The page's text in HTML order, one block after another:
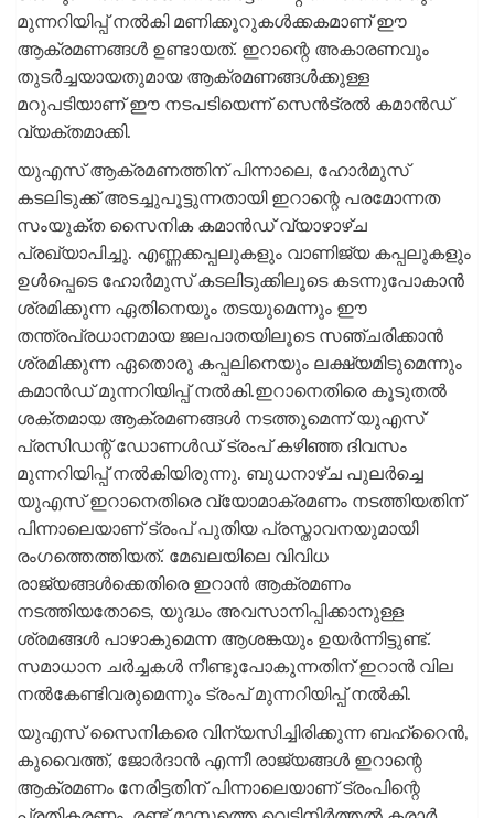
മുന്നറിയിപ്പ് നല്‍കി മണിക്കൂറുകള്‍ക്കകമാണ് ഈ
ആക്രമണങ്ങള്‍ ഉണ്ടായത്. ഇറാന്റെ അകാരണവും
തുടര്‍ച്ചയായതുമായ ആക്രമണങ്ങള്‍ക്കുള്ള
മറുപടിയാണ് ഈ നടപടിയെന്ന് സെന്‍ട്രല്‍ കമാന്‍ഡ്
വ്യക്തമാക്കി.
യുഎസ് ആക്രമണത്തിന് പിന്നാലെ, ഹോര്‍മുസ്
കടലിടുക്ക് അടച്ചുപൂട്ടുന്നതായി ഇറാന്റെ പരമോന്നത
സംയുക്ത സൈനിക കമാന്‍ഡ് വ്യാഴാഴ്ച
പ്രഖ്യാപിച്ചു. എണ്ണക്കപ്പലുകളും വാണിജ്യ കപ്പലുകളും
ഉള്‍പ്പെടെ ഹോര്‍മുസ് കടലിടുക്കിലൂടെ കടന്നുപോകാന്‍
ശ്രമിക്കുന്ന ഏതിനെയും തടയുമെന്നും ഈ
തന്ത്രപ്രധാനമായ ജലപാതയിലൂടെ സഞ്ചരിക്കാന്‍
ശ്രമിക്കുന്ന ഏതൊരു കപ്പലിനെയും ലക്ഷ്യമിടുമെന്നും
കമാന്‍ഡ് മുന്നറിയിപ്പ് നല്‍കി.ഇറാനെതിരെ കൂടുതല്‍
ശക്തമായ ആക്രമണങ്ങള്‍ നടത്തുമെന്ന് യുഎസ്
പ്രസിഡന്റ് ഡോണള്‍ഡ് ട്രംപ് കഴിഞ്ഞ ദിവസം
മുന്നറിയിപ്പ് നല്‍കിയിരുന്നു. ബുധനാഴ്ച പുലര്‍ച്ചെ
യുഎസ് ഇറാനെതിരെ വ്യോമാക്രമണം നടത്തിയതിന്
പിന്നാലെയാണ് ട്രംപ് പുതിയ പ്രസ്താവനയുമായി
രംഗത്തെത്തിയത്. മേഖലയിലെ വിവിധ
രാജ്യങ്ങള്‍ക്കെതിരെ ഇറാന്‍ ആക്രമണം
നടത്തിയതോടെ, യുദ്ധം അവസാനിപ്പിക്കാനുള്ള
ശ്രമങ്ങള്‍ പാഴാകുമെന്ന ആശങ്കയും ഉയര്‍ന്നിട്ടുണ്ട്.
സമാധാന ചര്‍ച്ചകള്‍ നീണ്ടുപോകുന്നതിന് ഇറാന്‍ വില
നല്‍കേണ്ടിവരുമെന്നും ട്രംപ് മുന്നറിയിപ്പ് നല്‍കി.
യുഎസ് സൈനികരെ വിന്യസിച്ചിരിക്കുന്ന ബഹ്റൈന്‍,
കുവൈത്ത്, ജോര്‍ദാന്‍ എന്നീ രാജ്യങ്ങള്‍ ഇറാന്റെ
ആക്രമണം നേരിട്ടതിന് പിന്നാലെയാണ് ട്രംപിന്റെ